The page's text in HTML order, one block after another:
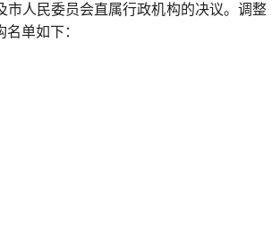
市人民委员会直属行政机构的决议。调整
单如下：